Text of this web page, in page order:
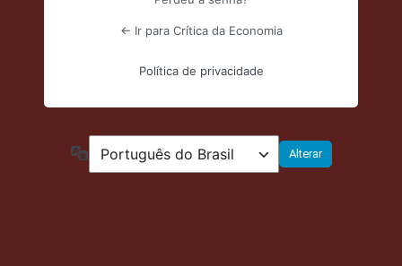
← Ir para Crítica da Economia
Política de privacidade
Idioma